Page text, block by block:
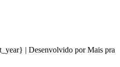
| Desenvolvido por Mais pra